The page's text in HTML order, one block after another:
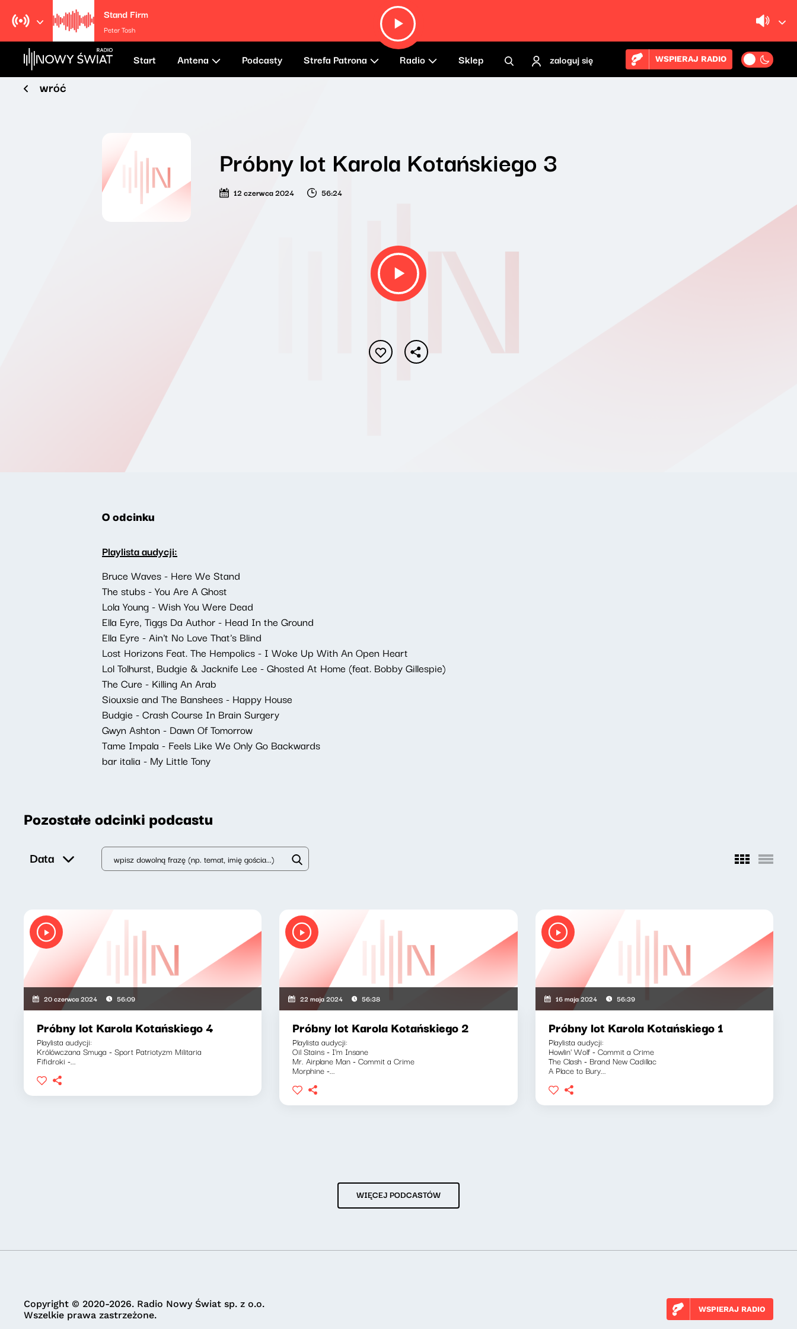
Stand Firm
Peter Tosh
Start Antena Podcasty Strefa Patrona Radio Sklep zaloguj się WSPIERAJ RADIO
wróć
Próbny lot Karola Kotańskiego 3
12 czerwca 2024 56:24
O odcinku
Playlista audycji:
Bruce Waves - Here We Stand
The stubs - You Are A Ghost
Lola Young - Wish You Were Dead
Ella Eyre, Tiggs Da Author - Head In the Ground
Ella Eyre - Ain't No Love That's Blind
Lost Horizons Feat. The Hempolics - I Woke Up With An Open Heart
Lol Tolhurst, Budgie & Jacknife Lee - Ghosted At Home (feat. Bobby Gillespie)
The Cure - Killing An Arab
Siouxsie and The Banshees - Happy House
Budgie - Crash Course In Brain Surgery
Gwyn Ashton - Dawn Of Tomorrow
Tame Impala - Feels Like We Only Go Backwards
bar italia - My Little Tony
Pozostałe odcinki podcastu
Data
20 czerwca 2024 56:09
Próbny lot Karola Kotańskiego 4
Playlista audycji:
Królówczana Smuga - Sport Patriotyzm Militaria
Fifidroki -...
22 maja 2024 56:38
Próbny lot Karola Kotańskiego 2
Playlista audycji:
Oil Stains - I'm Insane
Mr. Airplane Man - Commit a Crime
Morphine -...
16 maja 2024 56:39
Próbny lot Karola Kotańskiego 1
Playlista audycji:
Howlin' Wolf - Commit a Crime
The Clash - Brand New Cadillac
A Place to Bury...
WIĘCEJ PODCASTÓW
Copyright © 2020-2026. Radio Nowy Świat sp. z o.o.
Wszelkie prawa zastrzeżone.
WSPIERAJ RADIO